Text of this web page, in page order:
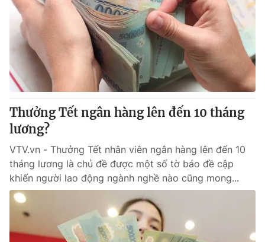
Thưởng Tết ngân hàng lên đến 10 tháng
lương?
VTV.vn - Thưởng Tết nhân viên ngân hàng lên đến 10
tháng lương là chủ đề được một số tờ báo đề cập
khiến người lao động ngành nghề nào cũng mong...